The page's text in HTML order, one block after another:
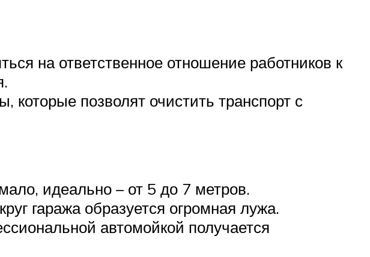
на ответственное отношение работников к
которые позволят очистить транспорт с
идеально – от 5 до 7 метров.
гаража образуется огромная лужа.
автомойкой получается